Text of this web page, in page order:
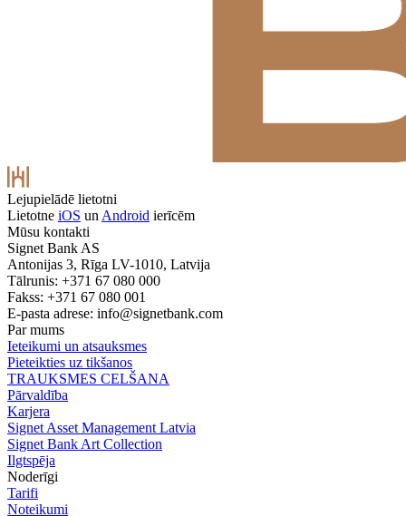
Lejupielādē lietotni
Lietotne iOS un Android ierīcēm
Mūsu kontakti
Signet Bank AS
Antonijas 3, Rīga LV-1010, Latvija
Tālrunis: +371 67 080 000
Fakss: +371 67 080 001
E-pasta adrese: info@signetbank.com
Par mums
Ieteikumi un atsauksmes
Pieteikties uz tikšanos
TRAUKSMES CELŠANA
Pārvaldība
Karjera
Signet Asset Management Latvia
Signet Bank Art Collection
Ilgtspēja
Noderīgi
Tarifi
Noteikumi